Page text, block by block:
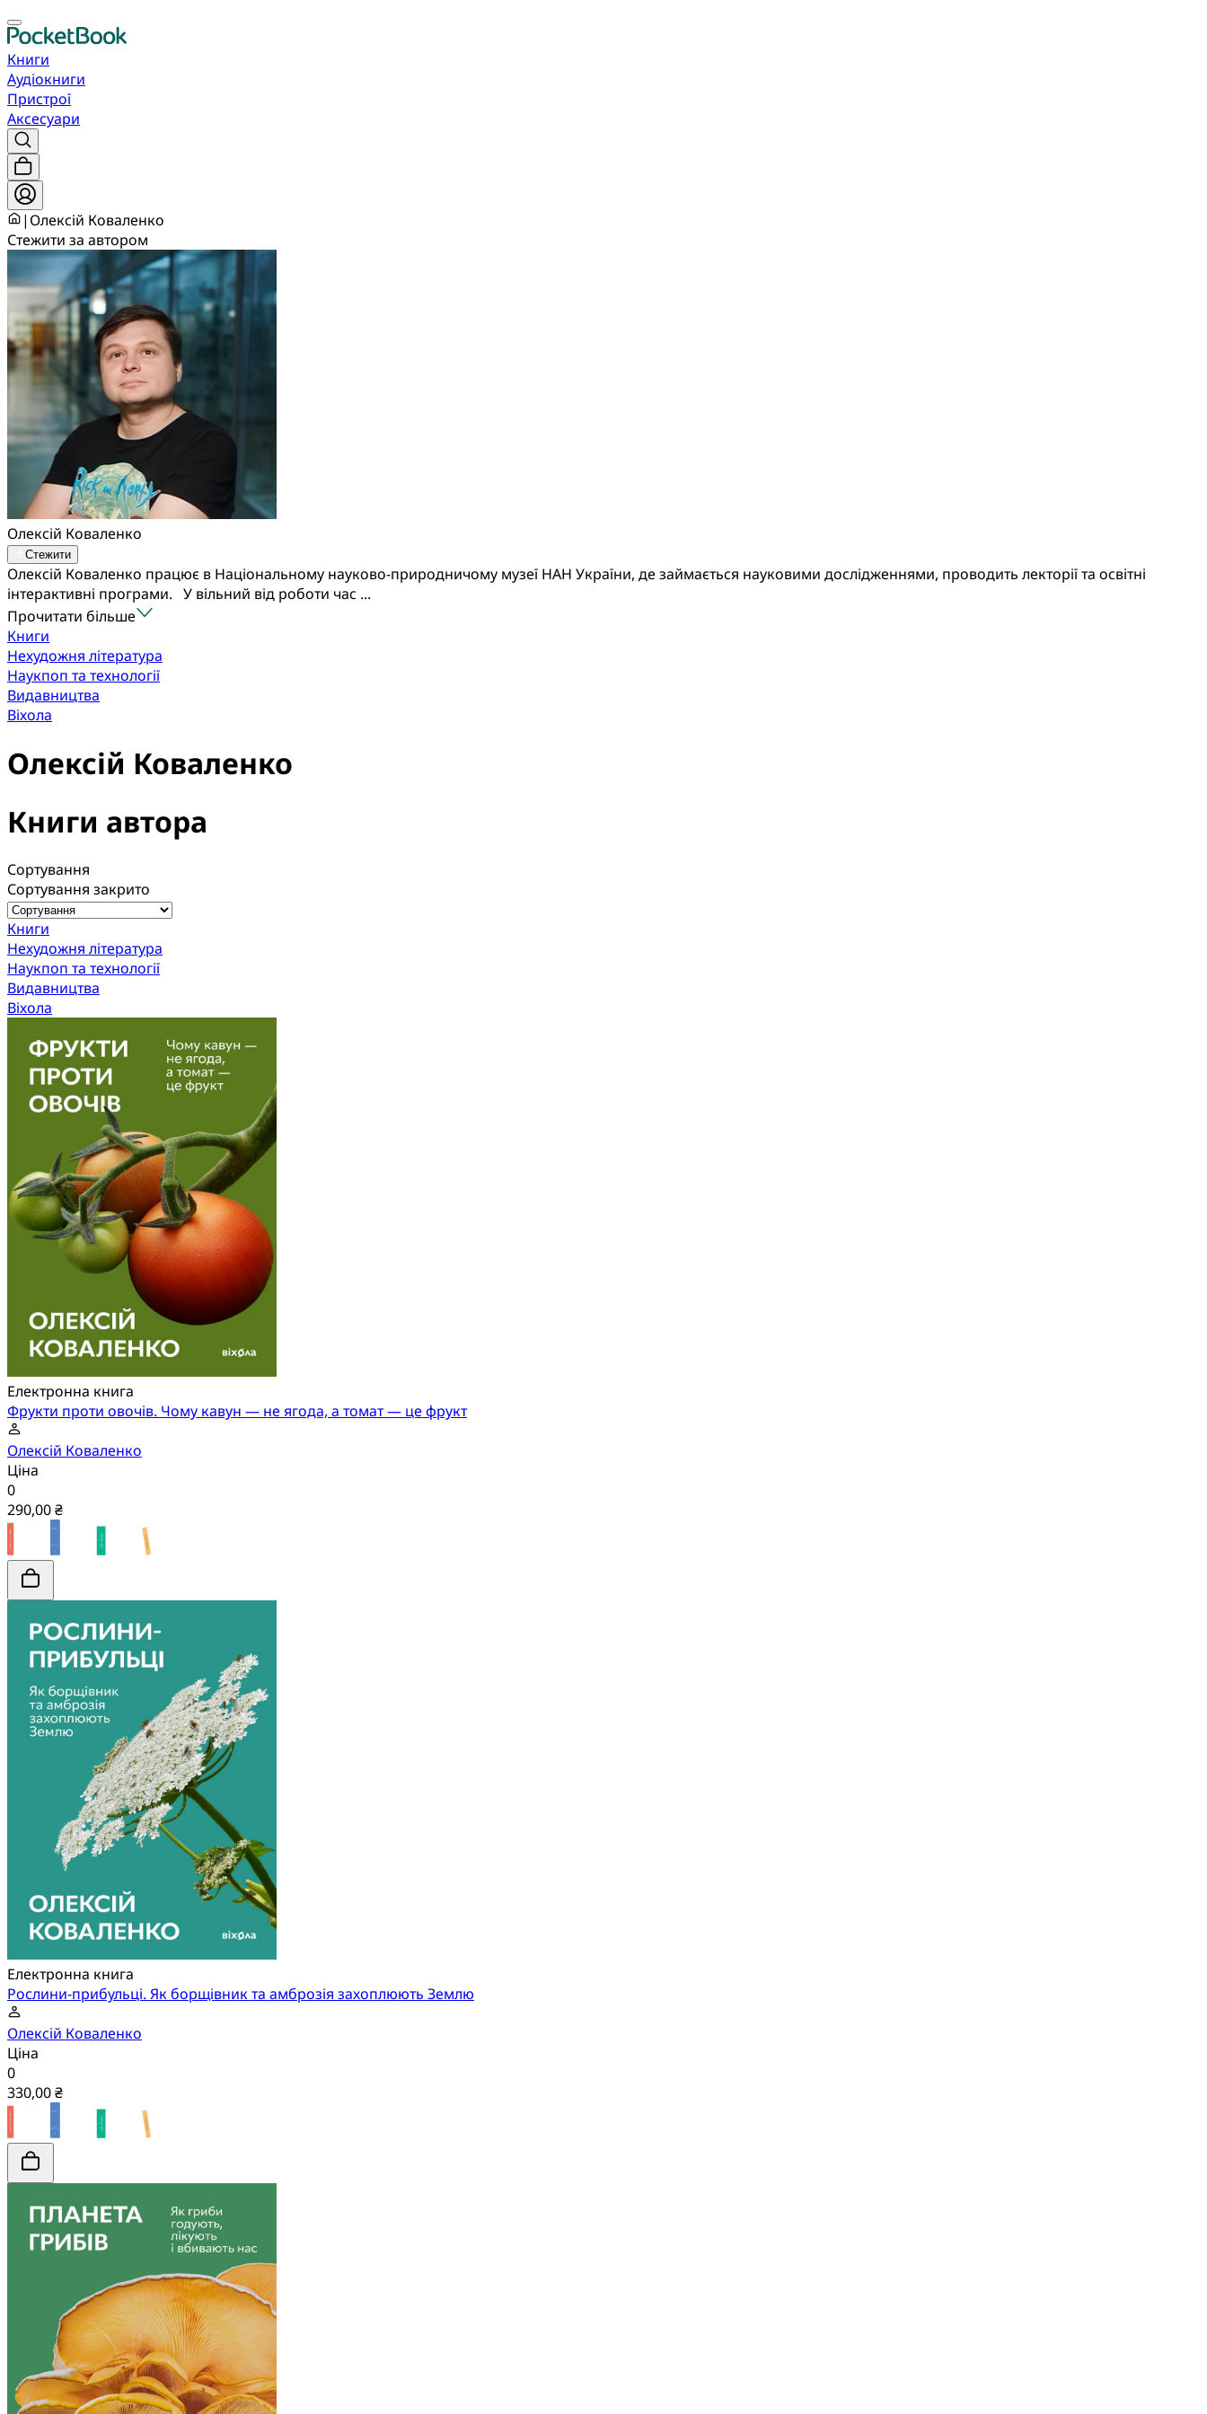
Книги
Аудіокниги
Пристрої
Аксесуари
| Олексій Коваленко
Стежити за автором
Олексій Коваленко
Стежити
Олексій Коваленко працює в Національному науково-природничому музеї НАН України, де займається науковими дослідженнями, проводить лекторії та освітні
інтерактивні програми. У вільний від роботи час ...
Прочитати більше
Книги
Нехудожня література
Наукпоп та технології
Видавництва
Віхола
Олексій Коваленко
Книги автора
Сортування
Сортування закрито
Книги
Нехудожня література
Наукпоп та технології
Видавництва
Віхола
Електронна книга
Фрукти проти овочів. Чому кавун — не ягода, а томат — це фрукт
Олексій Коваленко
Ціна
0
290,00 ₴
Електронна книга
Рослини-прибульці. Як борщівник та амброзія захоплюють Землю
Олексій Коваленко
Ціна
0
330,00 ₴